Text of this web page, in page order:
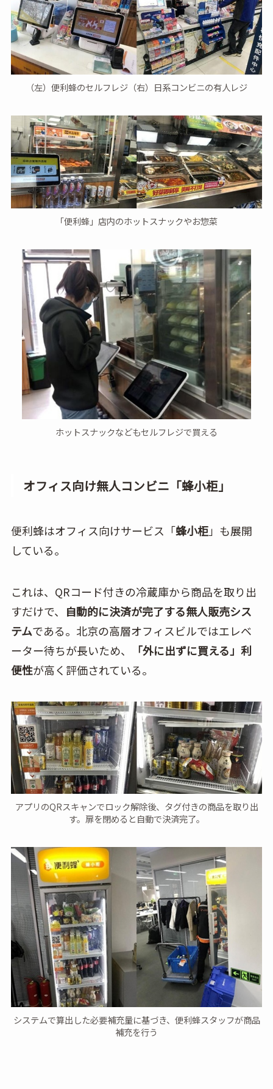
（左）便利蜂のセルフレジ（右）日系コンビニの有人レジ
「便利蜂」店内のホットスナックやお惣菜
ホットスナックなどもセルフレジで買える
オフィス向け無人コンビニ「蜂小柜」
便利蜂はオフィス向けサービス「蜂小柜」も展開
している。
これは、QRコード付きの冷蔵庫から商品を取り出
すだけで、
自動的に決済が完了する無人販売シス
テムである。北京の高層オフィスビルではエレベ
ーター待ちが長いため、
「外に出ずに買える」利
便性が高く評価されている。
アプリのQRスキャンでロック解除後、タグ付きの商品を取り出
す。扉を閉めると自動で決済完了。
システムで算出した必要補充量に基づき、便利蜂スタッフが商品
補充を行う